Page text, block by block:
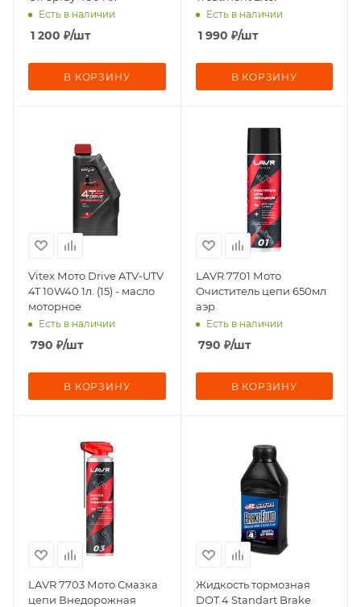
Есть в наличии
1 200 ₽/шт
В КОРЗИНУ
Есть в наличии
1 990 ₽/шт
В КОРЗИНУ
Vitex Мото Drive ATV-UTV
4T 10W40 1л. (15) - масло
моторное
Есть в наличии
790 ₽/шт
В КОРЗИНУ
LAVR 7701 Мото
Очиститель цепи 650мл
аэр
Есть в наличии
790 ₽/шт
В КОРЗИНУ
LAVR 7703 Мото Смазка
цепи Внедорожная
Жидкость тормозная
DOT 4 Standart Brake